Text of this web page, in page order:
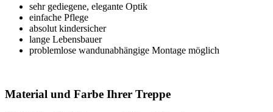
sehr gediegene, elegante Optik
einfache Pflege
absolut kindersicher
lange Lebensbauer
problemlose wandunabhängige Montage möglich
Material und Farbe Ihrer Treppe